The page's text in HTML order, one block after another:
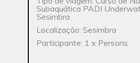
Subaquática PADI
Sesimbra
Localização: Sesimbra
Participante: 1 x Persons